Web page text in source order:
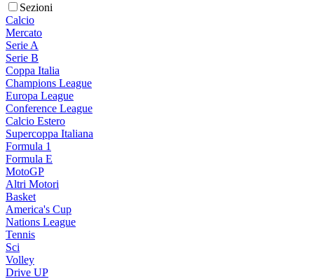
Sezioni
Calcio
Mercato
Serie A
Serie B
Coppa Italia
Champions League
Europa League
Conference League
Calcio Estero
Supercoppa Italiana
Formula 1
Formula E
MotoGP
Altri Motori
Basket
America's Cup
Nations League
Tennis
Sci
Volley
Drive UP